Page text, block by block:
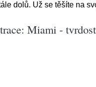
dolů. Už se těšíte na
Miami -